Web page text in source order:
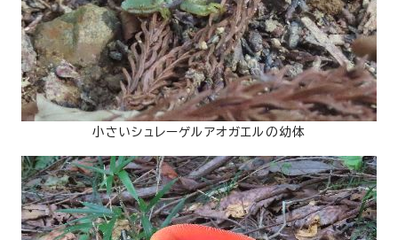
小さいシュレーゲルアオガエルの幼体